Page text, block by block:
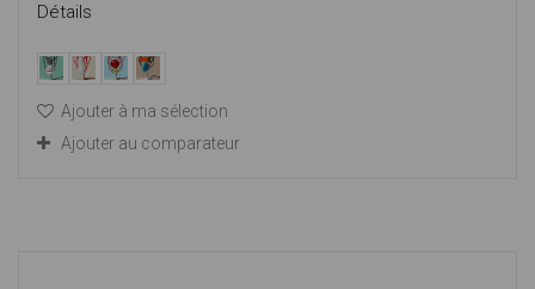
Détails
Ajouter à ma sélection
Ajouter au comparateur